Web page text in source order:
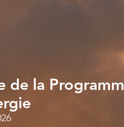
de la